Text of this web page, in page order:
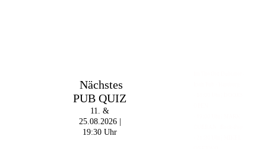
Nächstes
PUB QUIZ
11. &
25.08.2026 |
19:30 Uhr